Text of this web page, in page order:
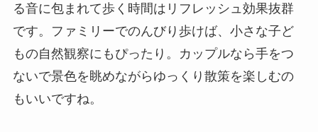
る音に包まれて歩く時間はリフレッシュ効果抜群
です。ファミリーでのんびり歩けば、小さな子ど
もの自然観察にもぴったり。カップルなら手をつ
ないで景色を眺めながらゆっくり散策を楽しむの
もいいですね。